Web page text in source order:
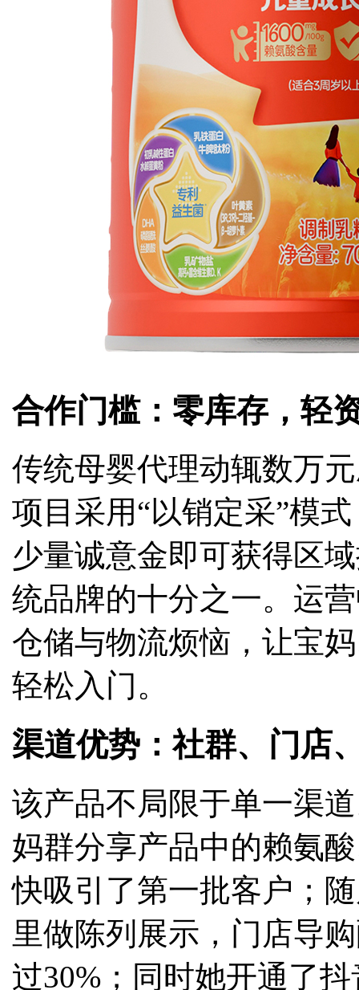
合作门槛：零库存，轻
传统母婴代理动辄数万
项目采用“以销定采”模
少量诚意金即可获得区
统品牌的十分之一。运
仓储与物流烦恼，让宝
轻松入门。
渠道优势：社群、门店
该产品不局限于单一渠
妈群分享产品中的赖氨
快吸引了第一批客户；
里做陈列展示，门店导
过30%；同时她开通了